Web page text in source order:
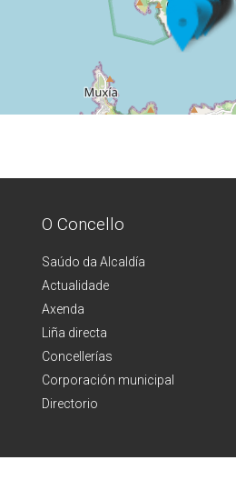
O Concello
Saúdo da Alcaldía
Actualidade
Axenda
Liña directa
Concellerías
Corporación municipal
Directorio